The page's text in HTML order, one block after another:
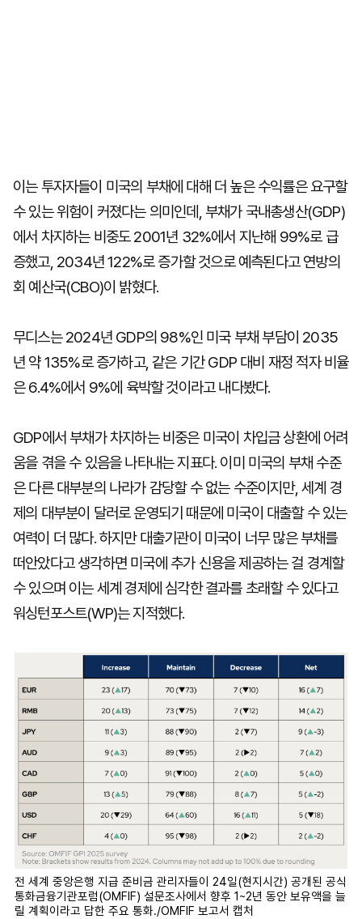
이는 투자자들이 미국의 부채에 대해 더 높은 수익률은 요구할
수 있는 위험이 커졌다는 의미인데, 부채가 국내총생산(GDP)
에서 차지하는 비중도 2001년 32%에서 지난해 99%로 급
증했고, 2034년 122%로 증가할 것으로 예측된다고 연방의
회 예산국(CBO)이 밝혔다.
무디스는 2024년 GDP의 98%인 미국 부채 부담이 2035
년 약 135%로 증가하고, 같은 기간 GDP 대비 재정 적자 비율
은 6.4%에서 9%에 육박할 것이라고 내다봤다.
GDP에서 부채가 차지하는 비중은 미국이 차입금 상환에 어려
움을 겪을 수 있음을 나타내는 지표다. 이미 미국의 부채 수준
은 다른 대부분의 나라가 감당할 수 없는 수준이지만, 세계 경
제의 대부분이 달러로 운영되기 때문에 미국이 대출할 수 있는
여력이 더 많다. 하지만 대출기관이 미국이 너무 많은 부채를
떠안았다고 생각하면 미국에 추가 신용을 제공하는 걸 경계할
수 있으며 이는 세계 경제에 심각한 결과를 초래할 수 있다고
워싱턴포스트(WP)는 지적했다.
전 세계 중앙은행 지급 준비금 관리자들이 24일(현지시간) 공개된 공식
통화금융기관포럼(OMFIF) 설문조사에서 향후 1~2년 동안 보유액을 늘
릴 계획이라고 답한 주요 통화./OMFIF 보고서 캡처